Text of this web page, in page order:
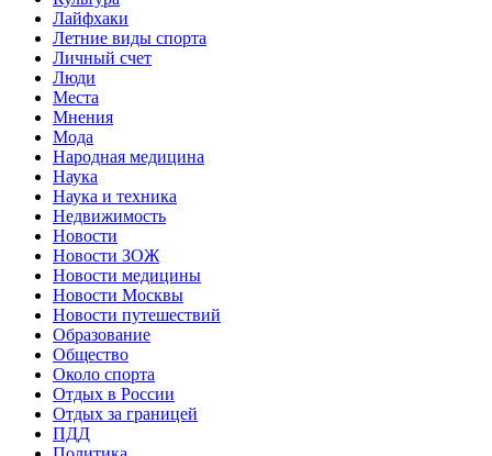
Лайфхаки
Летние виды спорта
Личный счет
Люди
Места
Мнения
Мода
Народная медицина
Наука
Наука и техника
Недвижимость
Новости
Новости ЗОЖ
Новости медицины
Новости Москвы
Новости путешествий
Образование
Общество
Около спорта
Отдых в России
Отдых за границей
ПДД